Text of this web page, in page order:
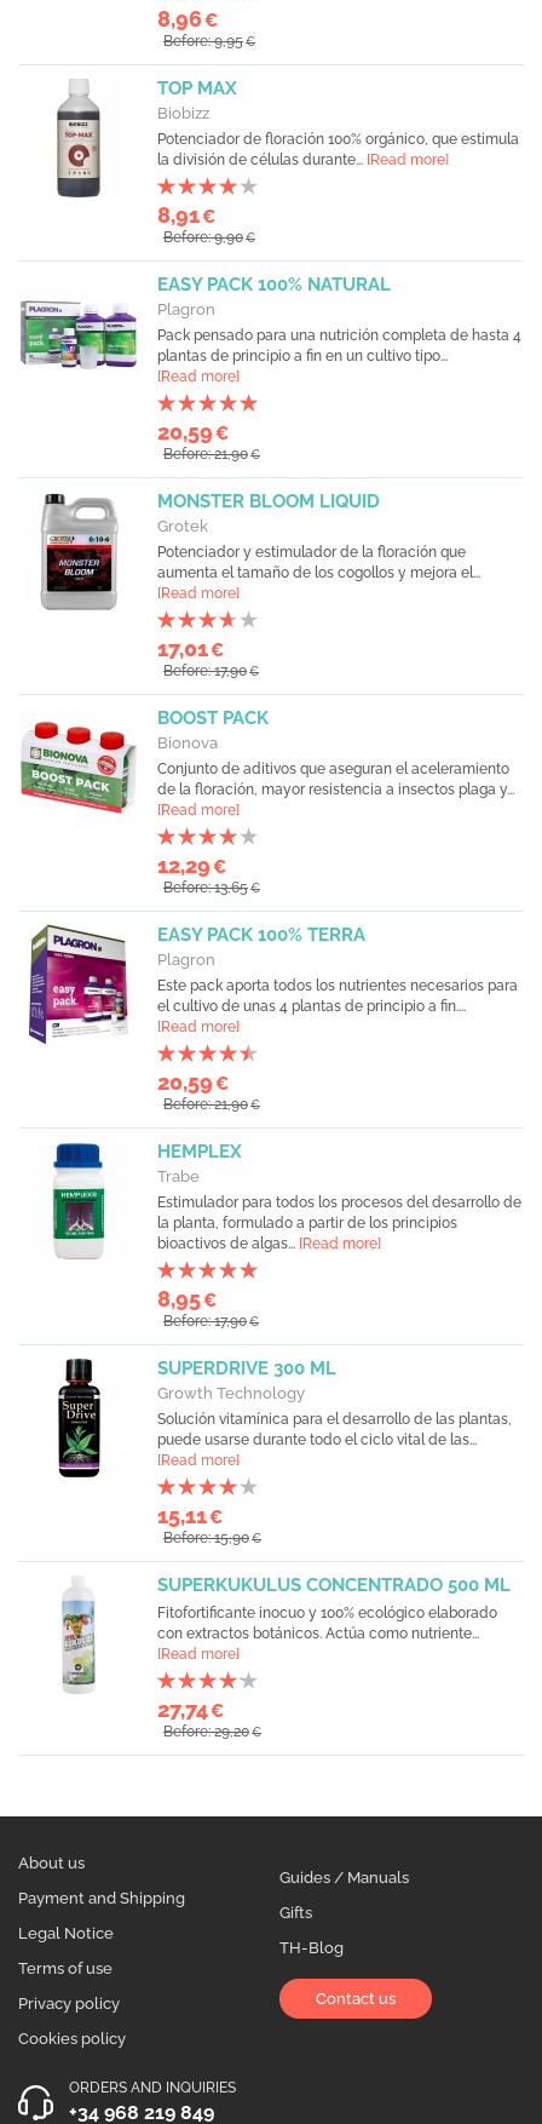
8,96€
Before: 9,95€
TOP MAX
Biobizz
Potenciador de floración 100% orgánico, que estimula
la división de células durante... [Read more]
8,91€
Before: 9,90€
EASY PACK 100% NATURAL
Plagron
Pack pensado para una nutrición completa de hasta 4
plantas de principio a fin en un cultivo tipo...
[Read more]
20,59€
Before: 21,90€
MONSTER BLOOM LIQUID
Grotek
Potenciador y estimulador de la floración que
aumenta el tamaño de los cogollos y mejora el...
[Read more]
17,01€
Before: 17,90€
BOOST PACK
Bionova
Conjunto de aditivos que aseguran el aceleramiento
de la floración, mayor resistencia a insectos plaga y...
[Read more]
12,29€
Before: 13,65€
EASY PACK 100% TERRA
Plagron
Este pack aporta todos los nutrientes necesarios para
el cultivo de unas 4 plantas de principio a fin....
[Read more]
20,59€
Before: 21,90€
HEMPLEX
Trabe
Estimulador para todos los procesos del desarrollo de
la planta, formulado a partir de los principios
bioactivos de algas... [Read more]
8,95€
Before: 17,90€
SUPERDRIVE 300 ML
Growth Technology
Solución vitamínica para el desarrollo de las plantas,
puede usarse durante todo el ciclo vital de las...
[Read more]
15,11€
Before: 15,90€
SUPERKUKULUS CONCENTRADO 500 ML
Fitofortificante inocuo y 100% ecológico elaborado
con extractos botánicos. Actúa como nutriente...
[Read more]
27,74€
Before: 29,20€
About us
Payment and Shipping
Legal Notice
Terms of use
Privacy policy
Cookies policy
Guides / Manuals
Gifts
TH-Blog
Contact us
ORDERS AND INQUIRIES
+34 968 219 849